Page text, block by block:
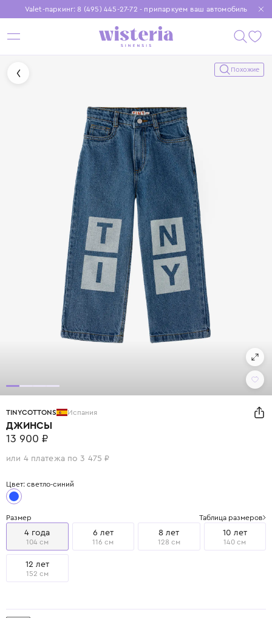
Valet-паркинг: 8 (495) 445-27-72 - припаркуем ваш автомобиль
Бесплатная доставка при заказе от 15 000 ₽
Установите приложение, чтобы покупки были еще удобнее
Похожие
TINYCOTTONS Испания
ДЖИНСЫ
13 900 ₽
или 4 платежа по 3 475 ₽
Цвет: светло-синий
Размер Таблица размеров
4 года
104 см
6 лет
116 см
8 лет
128 см
10 лет
140 см
12 лет
152 см